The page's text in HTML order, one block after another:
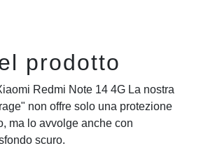
prodotto
Redmi Note 14 4G La nostra
non offre solo una protezione
ma lo avvolge anche con
scuro.